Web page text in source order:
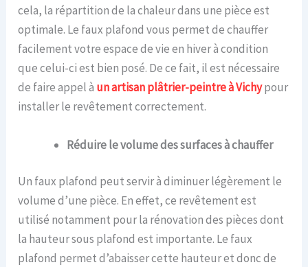
cela, la répartition de la chaleur dans une pièce est
optimale. Le faux plafond vous permet de chauffer
facilement votre espace de vie en hiver à condition
que celui-ci est bien posé. De ce fait, il est nécessaire
de faire appel à un artisan plâtrier-peintre à Vichypour
installer le revêtement correctement.
Réduire le volume des surfaces à chauffer
Un faux plafond peut servir à diminuer légèrement le
volume d’une pièce. En effet, ce revêtement est
utilisé notamment pour la rénovation des pièces dont
la hauteur sous plafond est importante. Le faux
plafond permet d’abaisser cette hauteur et donc de